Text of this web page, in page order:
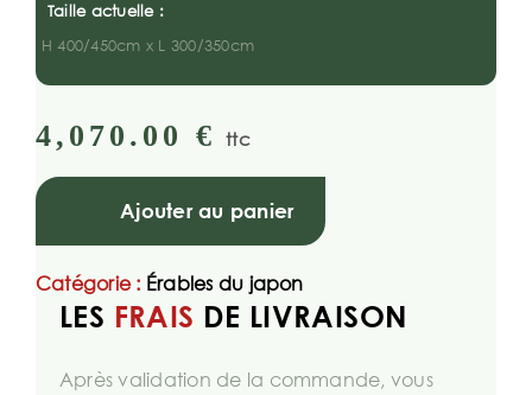
Taille actuelle :
H 400/450cm x L 300/350cm
4,070.00 € ttc
Ajouter au panier
Catégorie : Érables du japon
LES FRAIS DE LIVRAISON
Après validation de la commande, vous